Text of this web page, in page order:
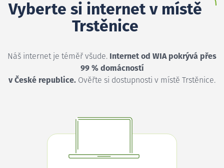
Vyberte si internet v místě
Trstěnice
Náš internet je téměř všude. Internet od WIA pokrývá přes
99 % domácností
v České republice. Ověřte si dostupnosti v místě Trstěnice.